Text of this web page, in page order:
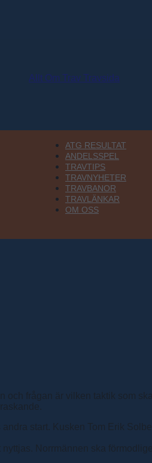
Allt
ATG RESULTAT
ANDELSSPEL
TRAVTIPS
TRAVNYHETER
TRAVBANOR
TRAVLÄNKAR
OM OSS
och frågan är vilken taktik som
start. Kusken Tom Erik
Norrmännen ska